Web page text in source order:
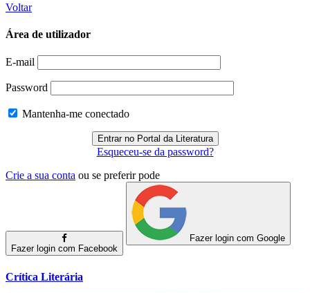
Voltar
Área de utilizador
E-mail
Password
Mantenha-me conectado
Esqueceu-se da password?
Crie a sua conta ou se preferir pode
Fazer login com Facebook
Fazer login com Google
Crítica Literária